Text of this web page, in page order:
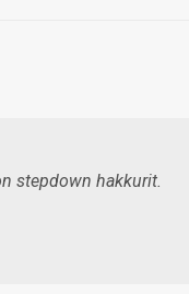
stepdown hakkurit.